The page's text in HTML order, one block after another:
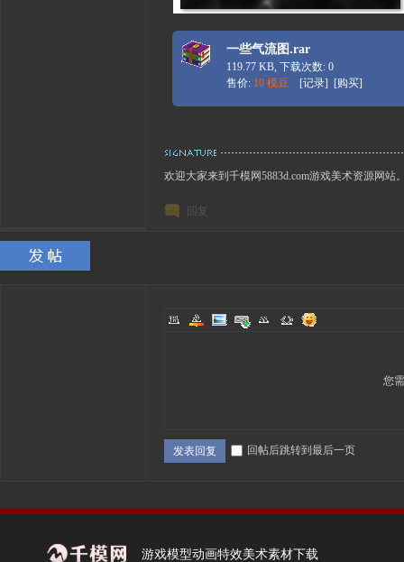
一些气流图.rar
119.77 KB, 下载次数: 0
售价: 10 模豆 [记录] [购买]
欢迎大家来到千模网5883d.com游戏美术资源网站
回复
您
发表回复 回帖后跳转到最后一页
游戏模型动画特效美术素材下载